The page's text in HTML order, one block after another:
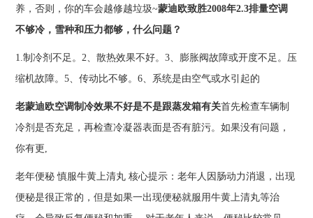
养，否则，你的车会越修越垃圾~蒙迪欧致胜2008年2.3排量空调
不够冷，雪种和压力都够，什么问题？
1.制冷剂不足。2、散热效果不好。3、膨胀阀故障或开度不足。压
缩机故障。5、传动比不够。6、系统是由空气或水引起的
老蒙迪欧空调制冷效果不好是不是跟蒸发箱有关首先检查车辆制
冷剂是否充足，再检查冷凝器表面是否有脏污。如果没有问题，
你有更,
老年便秘 慎服牛黄上清丸 核心提示：老年人因肠动力消退，出现
便秘是很正常的，但是如果一出现便秘就服用牛黄上清丸等治